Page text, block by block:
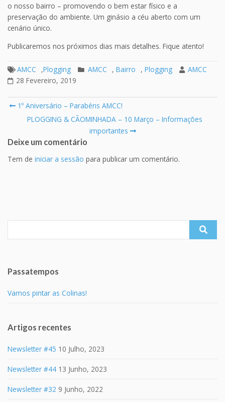
o nosso bairro – promovendo o bem estar físico e a
preservação do ambiente. Um ginásio a céu aberto com um
cenário único.
Publicaremos nos próximos dias mais detalhes. Fique atento!
AMCC ,Plogging AMCC , Bairro , Plogging
AMCC
28 Fevereiro, 2019
Post
navigation
1º Aniversário – Parabéns AMCC!
PLOGGING & CÃOMINHADA – 10 Março – Informações
importantes
Deixe um comentário
Tem de iniciar a sessão para publicar um comentário.
Passatempos
Vamos pintar as Colinas!
Artigos recentes
Newsletter #45 10 Julho, 2023
Newsletter #44 13 Junho, 2023
Newsletter #32 9 Junho, 2022